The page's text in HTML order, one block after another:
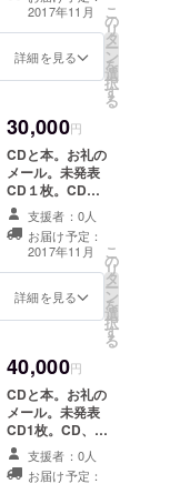
「Free Music
1960~1980:開か
れた音楽のアン
Disk Guide編」
以上の中から１
枚または１冊。
お名前をカ
ヴァーに記載。
（拒否されても
構いません）
2017年11月
詳細を見る
こ
の
リ
タ
ー
ン
を
選
択
す
る
30,000円
CDと本。お礼の
メール。未発表
CD１枚。CD、
DVD、本から４
つ。お名前をカ
ヴァーに記載。
出版記念ライヴ
にご招待。来ら
れない方には、
支援者：0人
お届け予定：
2017年11月
詳細を見る
こ
の
リ
タ
ー
ン
を
選
択
す
る
40,000円
CDと本。お礼の
メール。未発表
CD1枚。CD、
DVD、本から５
つ。お名前をカ
支援者：0人
お届け予定：